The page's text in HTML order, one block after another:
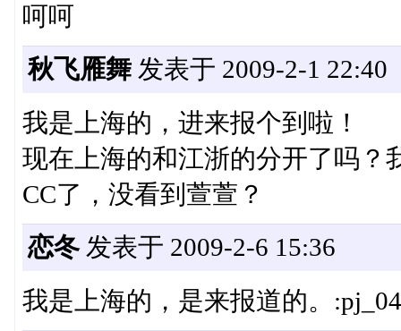
呵呵
秋飞雁舞发表于 2009-2-1 22:40
我是上海的，进来报个到啦！
现在上海的和江浙的分开了吗？
CC了，没看到萱萱？
恋冬发表于 2009-2-6 15:36
我是上海的，是来报道的。